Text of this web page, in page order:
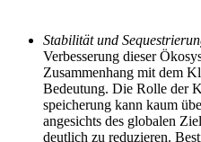
Stabilität und
Verbesserung dieser
Zusammenhang mit dem
Bedeutung. Die Rolle der
speicherung kann kaum
angesichts des globalen
deutlich zu reduzieren.